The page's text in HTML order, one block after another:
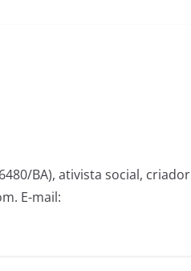
BA), ativista social, criador
E-mail: